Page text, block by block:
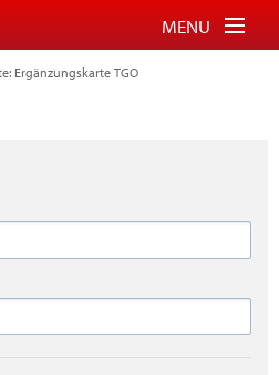
MENU
Ergänzungskarte TGO